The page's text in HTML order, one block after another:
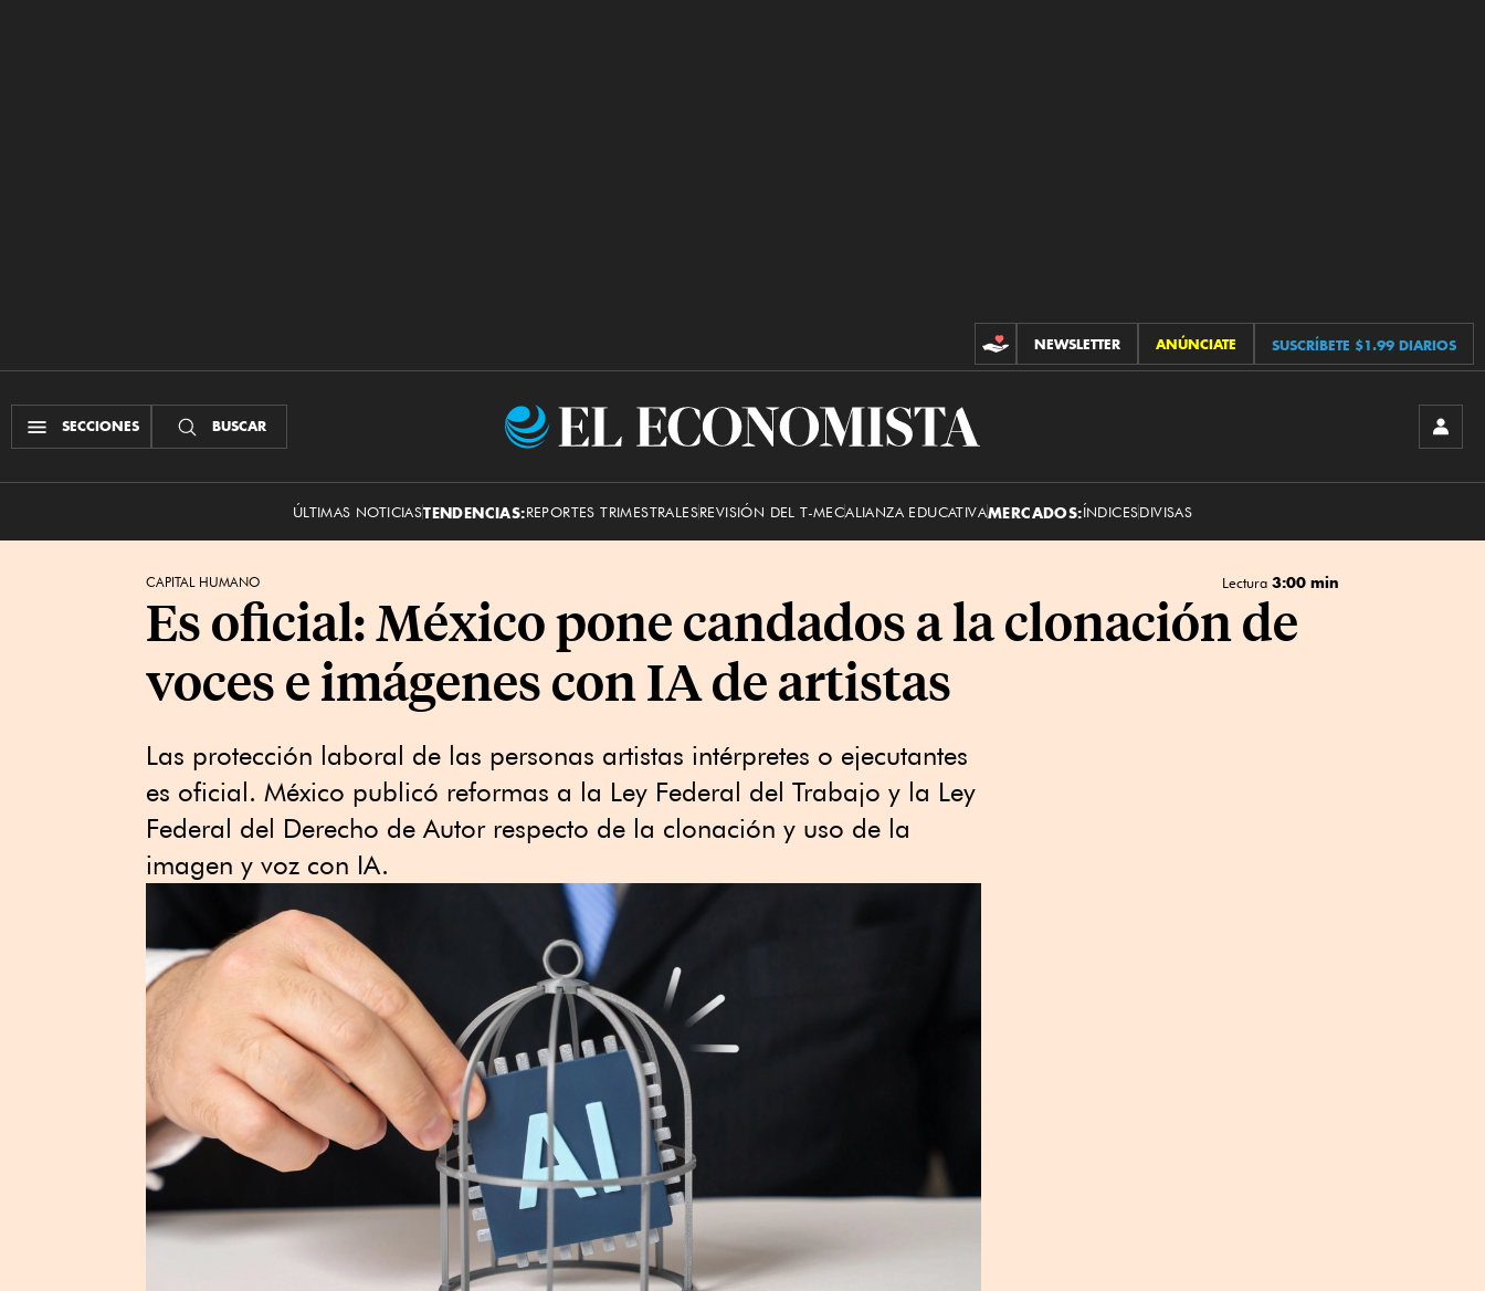
CONTRIBUCIONES
NEWSLETTER ANÚNCIATE SUSCRÍBETE $1.99 DIARIOS
SECCIONES BUSCAR
El
ÚLTIMAS NOTICIASTENDENCIAS:REPORTES TRIMESTRALESREVISIÓN DEL T-MECALIANZA EDUCATIVAMERCADOS:ÍNDICESDIVISAS
CAPITAL HUMANO Lectura 3:00 min
Es oficial: México pone candados a la clonación de
voces e imágenes con IA de artistas
Las protección laboral de las personas artistas intérpretes o ejecutantes
es oficial. México publicó reformas a la Ley Federal del Trabajo y la Ley
Federal del Derecho de Autor respecto de la clonación y uso de la
imagen y voz con IA.